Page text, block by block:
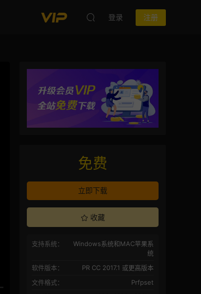
登录 注册
免费
立即下载
收藏
支持系统：
Windows系统和MAC苹果系
统
软件版本：
PR CC 2017.1 或更高版本
文件格式：
Prfpset